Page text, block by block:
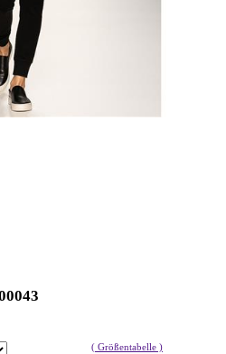
( Größentabelle )